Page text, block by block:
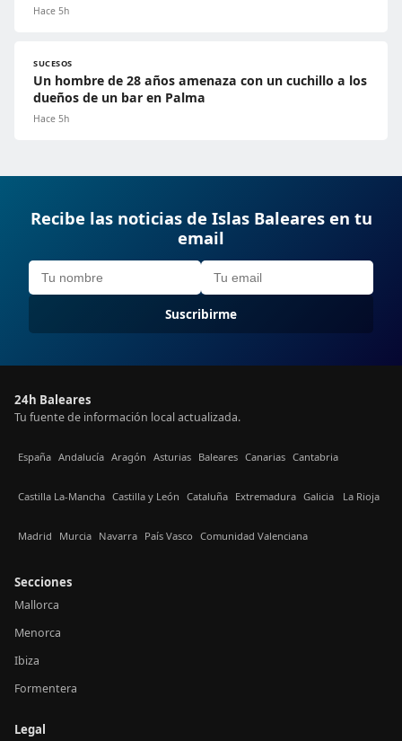
Hace 5h
SUCESOS
Un hombre de 28 años amenaza con un cuchillo a los
dueños de un bar en Palma
Hace 5h
Recibe las noticias de Islas Baleares en tu
email
Suscribirme
24h Baleares
Tu fuente de información local actualizada.
España Andalucía Aragón Asturias Baleares Canarias Cantabria
Castilla La-Mancha Castilla y León Cataluña Extremadura Galicia La Rioja
Madrid Murcia Navarra País Vasco Comunidad Valenciana
Secciones
Mallorca
Menorca
Ibiza
Formentera
Legal